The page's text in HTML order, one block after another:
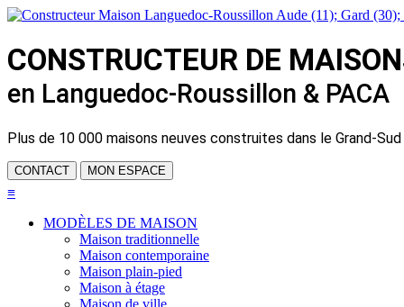
CONSTRUCTEUR DE
en Languedoc-Roussillon & PACA
Plus de 10 000 maisons neuves construites dans le Grand-Sud
CONTACT MON ESPACE
≡
MODÈLES DE MAISON
Maison traditionnelle
Maison contemporaine
Maison plain-pied
Maison à étage
Maison de ville